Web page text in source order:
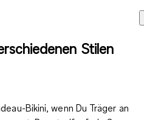
Stilen
Bikini, wenn Du Träger an